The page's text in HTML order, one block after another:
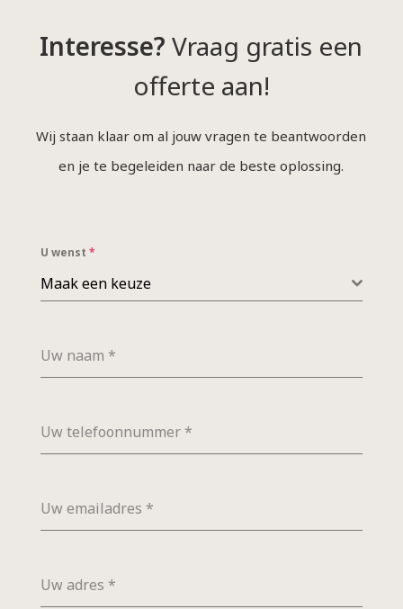
Interesse?Vraag gratis een
offerte aan!
Wij staan klaar om al jouw vragen te beantwoorden
en je te begeleiden naar de beste oplossing.
U wenst *
Maak een keuze
Uw naam *
Uw telefoonnummer*
Uw emailadres *
Uw adres *